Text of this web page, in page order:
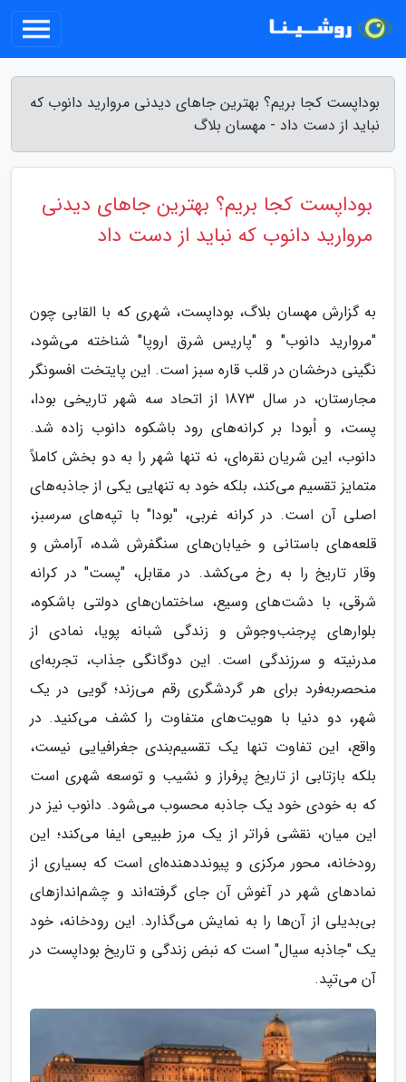
بوداپست کجا بریم؟ بهترین جاهای دیدنی مروارید دانوب که
نباید از دست داد - مهسان بلاگ
بوداپست کجا بریم؟ بهترین جاهای دیدنی
مروارید دانوب که نباید از دست داد
به گزارش مهسان بلاگ، بوداپست، شهری که با القابی چون
"مروارید دانوب" و "پاریس شرق اروپا" شناخته می‌شود،
نگینی درخشان در قلب قاره سبز است. این پایتخت افسونگر
مجارستان، در سال 1873 از اتحاد سه شهر تاریخی بودا،
پست، و اُبودا بر کرانه‌های رود باشکوه دانوب زاده شد.
دانوب، این شریان نقره‌ای، نه تنها شهر را به دو بخش کاملاً
متمایز تقسیم می‌کند، بلکه خود به تنهایی یکی از جاذبه‌های
اصلی آن است. در کرانه غربی، "بودا" با تپه‌های سرسبز،
قلعه‌های باستانی و خیابان‌های سنگفرش شده، آرامش و
وقار تاریخ را به رخ می‌کشد. در مقابل، "پست" در کرانه
شرقی، با دشت‌های وسیع، ساختمان‌های دولتی باشکوه،
بلوارهای پرجنب‌وجوش و زندگی شبانه پویا، نمادی از
مدرنیته و سرزندگی است. این دوگانگی جذاب، تجربه‌ای
منحصربه‌فرد برای هر گردشگری رقم می‌زند؛ گویی در یک
شهر، دو دنیا با هویت‌های متفاوت را کشف می‌کنید. در
واقع، این تفاوت تنها یک تقسیم‌بندی جغرافیایی نیست،
بلکه بازتابی از تاریخ پرفراز و نشیب و توسعه شهری است
که به خودی خود یک جاذبه محسوب می‌شود. دانوب نیز در
این میان، نقشی فراتر از یک مرز طبیعی ایفا می‌کند؛ این
رودخانه، محور مرکزی و پیونددهنده‌ای است که بسیاری از
نمادهای شهر در آغوش آن جای گرفته‌اند و چشم‌اندازهای
بی‌بدیلی از آن‌ها را به نمایش می‌گذارد. این رودخانه، خود
یک "جاذبه سیال" است که نبض زندگی و تاریخ بوداپست در
آن می‌تپد.